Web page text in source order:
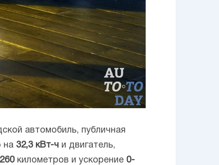
автомобиль, публичная
на 32,3 кВт-ч и двигатель,
260километров и ускорение 0-